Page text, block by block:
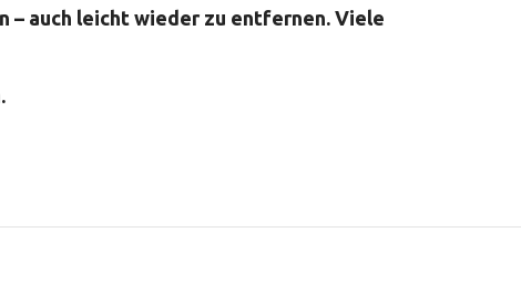
– auch leicht wieder zu entfernen. Viele